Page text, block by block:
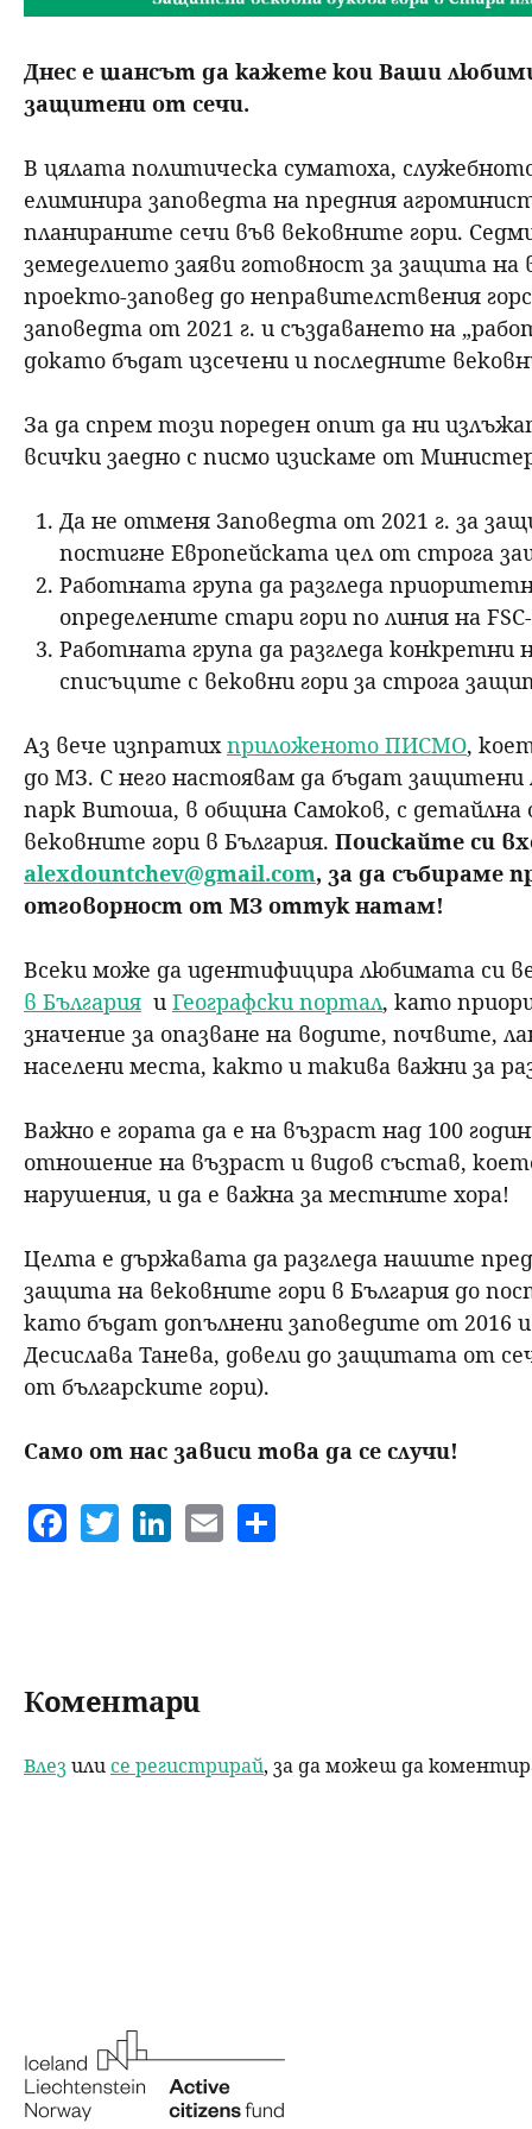
Днес е шансът да кажете кои Ваши
защитени от сечи.
В цялата политическа суматоха,
елиминира заповедта на предния
планираните сечи във вековните гори.
земеделието заяви готовност за защита на
проекто-заповед до неправителствения
заповедта от 2021 г. и създаването на
докато бъдат изсечени и последните
За да спрем този пореден опит да ни
всички заедно с писмо изискаме от
Да не отменя Заповедта от 2021 г. за
постигне Европейската цел от строга
Работната група да разгледа
определените стари гори по линия на
Работната група да разгледа
списъците с вековни гори за строга
Аз вече изпратихприложеното ПИСМО,
до МЗ. С него настоявам да бъдат
парк Витоша, в община Самоков, с детайлна
вековните гори в България. Поискайте си
alexdountchev@gmail.com, за да събираме
отговорност от МЗ оттук натам!
Всеки може да идентифицира любимата си
в България и Географски портал, като
значение за опазване на водите, почвите,
населени места, както и такива важни за
Важно е гората да е на възраст над 100
отношение на възраст и видов състав,
нарушения, и да е важна за местните хора!
Целта е държавата да разгледа нашите
защита на вековните гори в България до
като бъдат допълнени заповедите от 2016
Десислава Танева, довели до защитата от
от българските гори).
Само от нас зависи това да се случи!
F
a
o
k
T
w
Li
n
n
E
m
Коментари
Влезили се регистрирай, за да можеш да